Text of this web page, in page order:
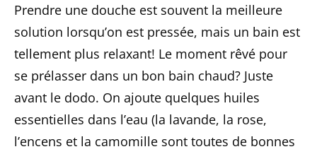
Prendre une douche est souvent la meilleure
solution lorsqu’on est pressée, mais un bain est
tellement plus relaxant! Le moment rêvé pour
se prélasser dans un bon bain chaud? Juste
avant le dodo. On ajoute quelques huiles
essentielles dans l’eau (la lavande, la rose,
l’encens et la camomille sont toutes de bonnes